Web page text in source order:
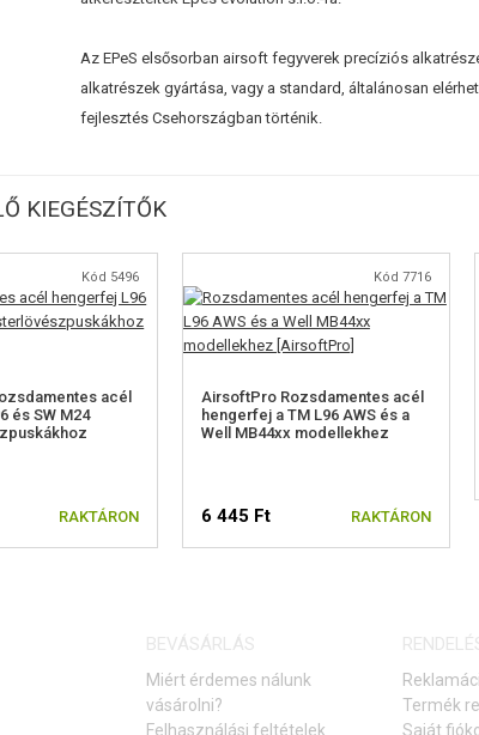
Az EPeS elsősorban airsoft fegyverek precíziós
alkatrészek gyártása, vagy a standard, általánosan
fejlesztés Csehországban történik.
KIEGÉSZÍTŐK
Kód 5496
acél
és SW M24
RAKTÁRON
Kód 7716
AirsoftPro Rozsdamentes acél
hengerfej a TM L96 AWS és a
Well MB44xx modellekhez
6 445 Ft RAKTÁRON
BEVÁSÁRLÁS
Miért érdemes nálunk
vásárolni?
Felhasználási feltételek
Termék
Saját